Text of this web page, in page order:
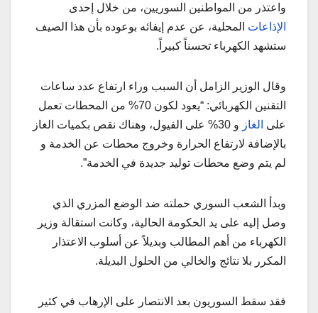
واعتذر من المواطنين السوريين، من خلال إحدى
الإذاعات المحلية، عن عدم إيفائه بوعوده بأن هذا الصيف
ستشهد الكهرباء تحسناً كبيراً.
وقال الوزير الزامل أن السبب وراء ارتفاع عدد ساعات
التقنين الكهربائي: “يعود لكون 70% من المحطات تعمل
على الغاز
و 30% على الفيول، وهناك نقص بكميات الغاز
بالإضافة لارتفاع الحرارة وخروج محطات عن الخدمة و
لم يتم وضع محطات توليد جديدة في الخدمة”.
وبدأ الشعب السوري حملته ضد الوضع المزري الذي
وصل إليه على يد الحكومة الحالية، وكانت استقالة وزير
الكهرباء من أهم المطالب وبديلاً عن أسلوب الاعتذار
المكرر بلا نتائج والخالي من الحلول البديلة.
فقد سقط السوريون بعد الانتصار على الإرهاب في كثير